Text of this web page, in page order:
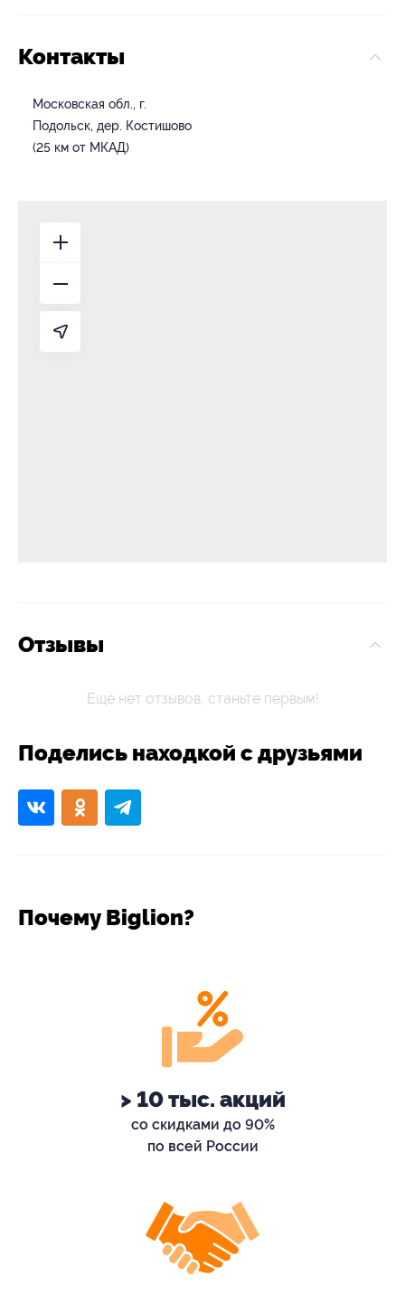
Контакты
Московская обл., г.
Подольск, дер. Костишово
(25 км от МКАД)
Отзывы
Еще нет отзывов, станьте первым!
Поделись находкой с друзьями
Почему Biglion?
> 10 тыс. акций
со скидками до 90%
по всей России